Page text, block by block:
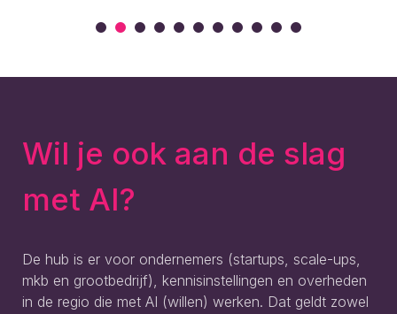
Wil je ook aan de slag
met AI?
De hub is er voor ondernemers (startups, scale-ups,
mkb en grootbedrijf), kennisinstellingen en overheden
in de regio die met AI (willen) werken. Dat geldt zowel